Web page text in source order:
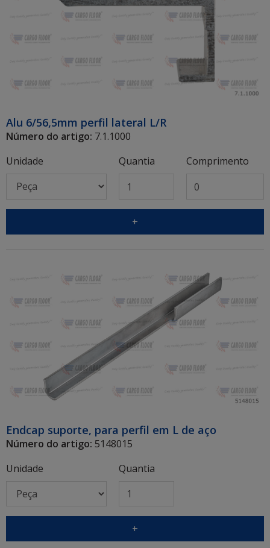
Alu 6/56,5mm perfil lateral L/R
Número do artigo: 7.1.1000
Unidade
Quantia Comprimento
+
Endcap suporte, para perfil em L de aço
Número do artigo: 5148015
Unidade
Quantia
+